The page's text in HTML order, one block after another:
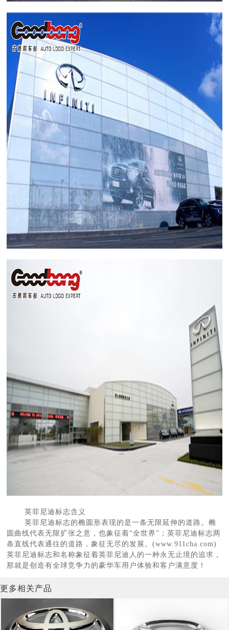
英菲尼迪标志含义
英菲尼迪标志的椭圆形表现的是一条无限延伸的道路。椭
圆曲线代表无限扩张之意，也象征着“全世界”；英菲尼迪标志两
条直线代表通往的道路，象征无尽的发展。(www.911cha.com)
英菲尼迪标志和名称象征着英菲尼迪人的一种永无止境的追求，
那就是创造有全球竞争力的豪华车用户体验和客户满意度！
更多相关产品